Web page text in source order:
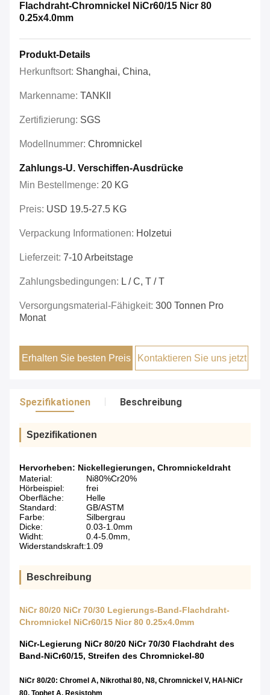
Flachdraht-Chromnickel NiCr60/15 Nicr 80
0.25x4.0mm
Produkt-Details
Herkunftsort: Shanghai, China,
Markenname: TANKII
Zertifizierung: SGS
Modellnummer: Chromnickel
Zahlungs-U. Verschiffen-Ausdrücke
Min Bestellmenge: 20 KG
Preis: USD 19.5-27.5 KG
Verpackung Informationen: Holzetui
Lieferzeit: 7-10 Arbeitstage
Zahlungsbedingungen: L / C, T / T
Versorgungsmaterial-Fähigkeit: 300 Tonnen Pro
Monat
Erhalten Sie besten Preis Kontaktieren Sie uns jetzt
Spezifikationen Beschreibung
Spezifikationen
Hervorheben: Nickellegierungen, Chromnickeldraht
Material:
Ni80%Cr20%
Hörbeispiel:
frei
Oberfläche:
Helle
Standard:
GB/ASTM
Farbe:
Silbergrau
Dicke:
0.03-1.0mm
Widht:
0.4-5.0mm,
Widerstandskraft:1.09
Beschreibung
NiCr 80/20 NiCr 70/30 Legierungs-Band-Flachdraht-
Chromnickel NiCr60/15 Nicr 80 0.25x4.0mm
NiCr-Legierung NiCr 80/20 NiCr 70/30 Flachdraht des
Band-NiCr60/15, Streifen des Chromnickel-80
NiCr 80/20: Chromel A, Nikrothal 80, N8, Chromnickel V, HAI-NiCr